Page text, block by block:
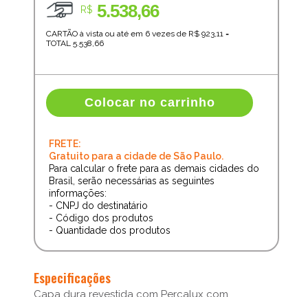
R$ 5.538,66
CARTÃO à vista ou até em 6 vezes de R$ 923,11=
TOTAL 5.538,66
Colocar no carrinho
FRETE:
Gratuito para a cidade de São Paulo.
Para calcular o frete para as demais cidades do
Brasil, serão necessárias as seguintes
informações:
- CNPJ do destinatário
- Código dos produtos
- Quantidade dos produtos
Especificações
Capa dura revestida com Percalux com